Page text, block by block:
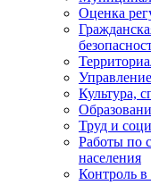
Оценка
Культура,
Труд и
Работы по
населения
Контроль в